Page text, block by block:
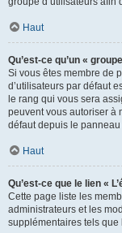
Haut
Qu’est-ce qu’un «
Si vous êtes membre de
d’utilisateurs par défaut
le rang qui vous sera
peuvent vous autoriser à
défaut depuis le
Haut
Qu’est-ce que le lien «
Cette page liste les
administrateurs et les
supplémentaires tels que